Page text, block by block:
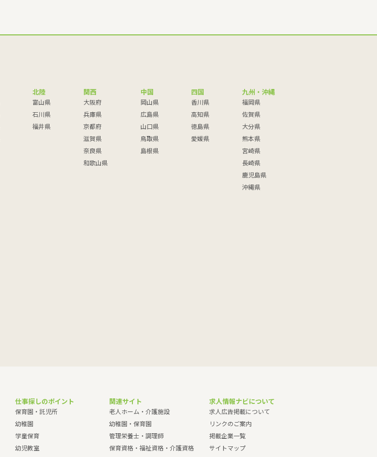
北陸
富山県
石川県
福井県
関西
大阪府
兵庫県
京都府
滋賀県
奈良県
和歌山県
中国
岡山県
広島県
山口県
鳥取県
島根県
四国
香川県
高知県
徳島県
愛媛県
九州・沖縄
福岡県
佐賀県
大分県
熊本県
宮崎県
長崎県
鹿児島県
沖縄県
仕事探しのポイント
保育園・託児所
幼稚園
学童保育
幼児教室
関連サイト
老人ホーム・介護施設
幼稚園・保育園
管理栄養士・調理師
保育資格・福祉資格・介護資格
求人情報ナビについて
求人広告掲載について
リンクのご案内
掲載企業一覧
サイトマップ